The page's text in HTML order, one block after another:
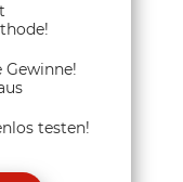
Gewinne!
testen!